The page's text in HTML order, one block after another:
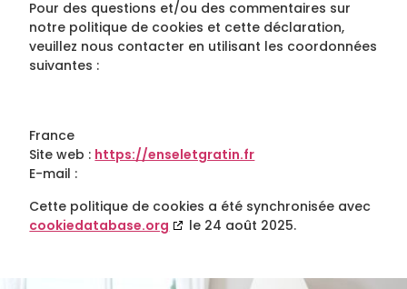
Pour des questions et/ou des commentaires sur
notre politique de cookies et cette déclaration,
veuillez nous contacter en utilisant les coordonnées
suivantes :
France
Site web : https://enseletgratin.fr
E-mail :
Cette politique de cookies a été synchronisée avec
cookiedatabase.org
le 24 août 2025.